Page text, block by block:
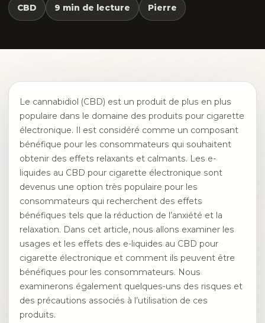
CBD 9 min de lecture Pierre
Le cannabidiol (CBD) est un produit de plus en plus
populaire dans le domaine des produits pour cigarette
électronique. Il est considéré comme un composant
bénéfique pour les consommateurs qui souhaitent
obtenir des effets relaxants et calmants. Les e-
liquides au CBD pour cigarette électronique sont
devenus une option très populaire pour les
consommateurs qui recherchent des effets
bénéfiques tels que la réduction de l’anxiété et la
relaxation. Dans cet article, nous allons examiner les
usages et les effets des e-liquides au CBD pour
cigarette électronique et comment ils peuvent être
bénéfiques pour les consommateurs. Nous
examinerons également quelques-uns des risques et
des précautions associés à l’utilisation de ces
produits.